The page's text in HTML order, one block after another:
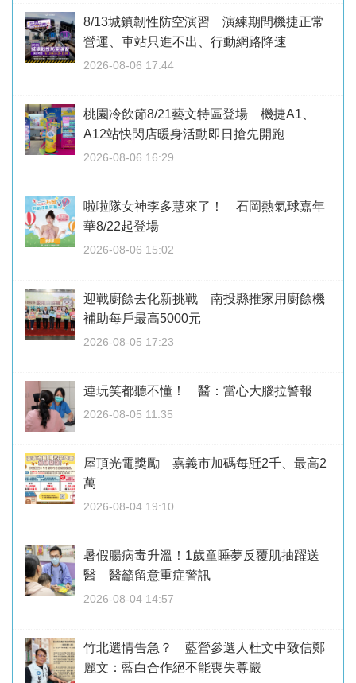
8/13城鎮韌性防空演習 演練期間機捷正常
營運、車站只進不出、行動網路降速
2026-08-06 17:44
桃園冷飲節8/21藝文特區登場 機捷A1、
A12站快閃店暖身活動即日搶先開跑
2026-08-06 16:29
啦啦隊女神李多慧來了！ 石岡熱氣球嘉年
華8/22起登場
2026-08-06 15:02
迎戰廚餘去化新挑戰 南投縣推家用廚餘機
補助每戶最高5000元
2026-08-05 17:23
連玩笑都聽不懂！ 醫：當心大腦拉警報
2026-08-05 11:35
屋頂光電獎勵 嘉義市加碼每瓩2千、最高2
萬
2026-08-04 19:10
暑假腸病毒升溫！1歲童睡夢反覆肌抽躍送
醫 醫籲留意重症警訊
2026-08-04 14:57
竹北選情告急？ 藍營參選人杜文中致信鄭
麗文：藍白合作絕不能喪失尊嚴